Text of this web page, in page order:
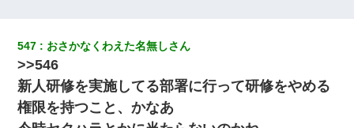
【驚愕】私「今まで育てた分のお金返してね(冗談)」息子「はい、
3000万円」→数年後。私「妹が病気になったから援助して欲し
い」→
テレワーク上司「会議中はカメラ付けろ！」女社員「え、事前連
絡無しは無理」上司「いいから付けろ！」→
547 おさかなくわえた名無しさん
>>546
新人研修を実施してる部署に行って研修をやめる
権限を持つこと、かなあ